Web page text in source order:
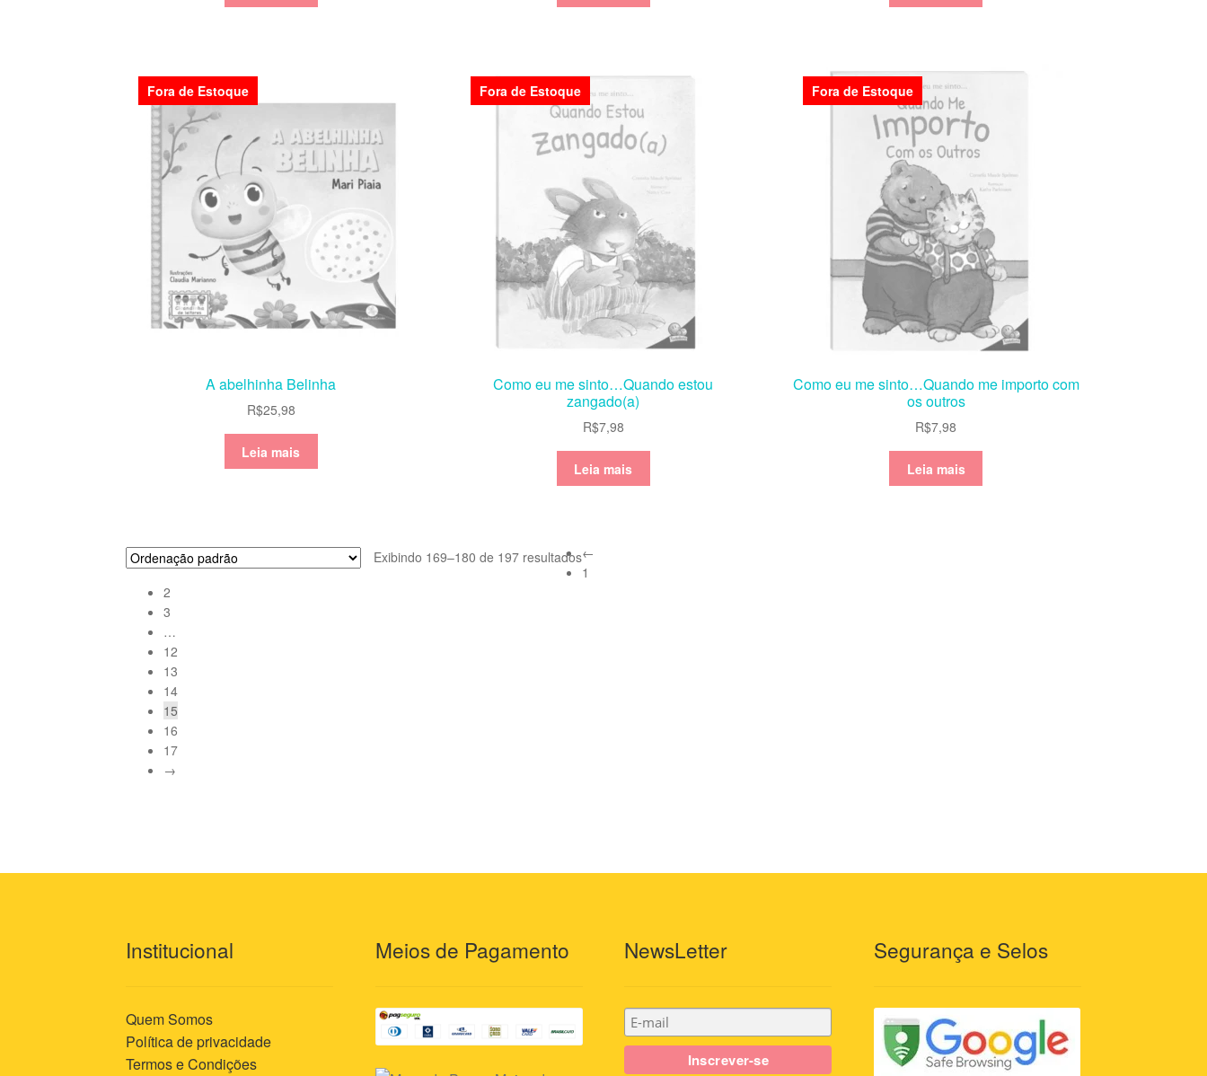
Fora de Estoque
A abelhinha Belinha
R$25,98
Leia mais
Fora de Estoque
Como eu me sinto…Quando estou
zangado(a)
R$7,98
Leia mais
Fora de Estoque
Como eu me sinto…Quando me importo com
os outros
R$7,98
Leia mais
Exibindo 169–180 de 197 resultados←
1
2
3
…
12
13
14
15
16
17
→
Institucional
Quem Somos
Política de privacidade
Termos e Condições
Meios de Pagamento NewsLetter Segurança e Selos